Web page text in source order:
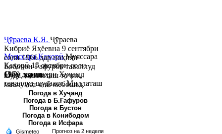
Муяссара ҚаҳорӣМуяссара
Қаҳорӣ 15 октябри соли
1979 дар шаҳри Хуҷанд
таваллуд шудааст. Миллаташ
тоҷик. Маълумот олӣ. Соли
2002 Донишгоҳи давлатии
Хуҷанд ба...
Ҷӯраева К.Я. Ҷӯраева
Кибриё Яҳёевна 9 сентябри
соли 1966 дар ноҳияи
Бобоҷон Ғафуров таваллуд
шуда, миллаташ тоҷик,
маълумот олӣ мебошад.
Соли 1997 Донишг...
Обу хаво
Погода в Хуҷанд
Погода в Б.Ғафуров
Погода в Бустон
Погода в Конибодом
Погода в Исфара